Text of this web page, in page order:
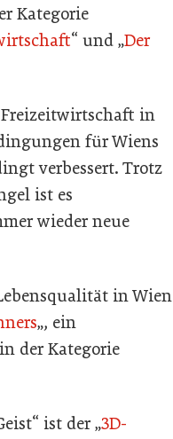
Kategorie
“ und „Der
in
für Wiens
verbessert. Trotz
ist es
wieder neue
in Wien
„, ein
der Kategorie
ist der „3D-